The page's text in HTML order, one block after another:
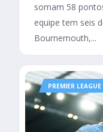
somam 58
equipe tem seis
Bournemouth,...
PREMIER LEAGUE